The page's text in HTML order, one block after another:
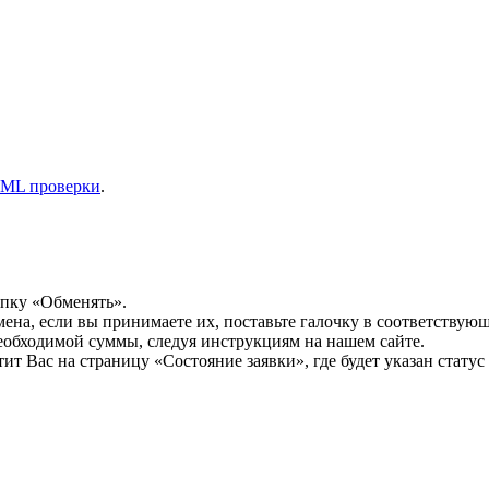
проверки.
«Обменять».
если вы принимаете их, поставьте галочку в
суммы, следуя инструкциям на нашем сайте.
Вас на страницу «Состояние заявки», где будет указан